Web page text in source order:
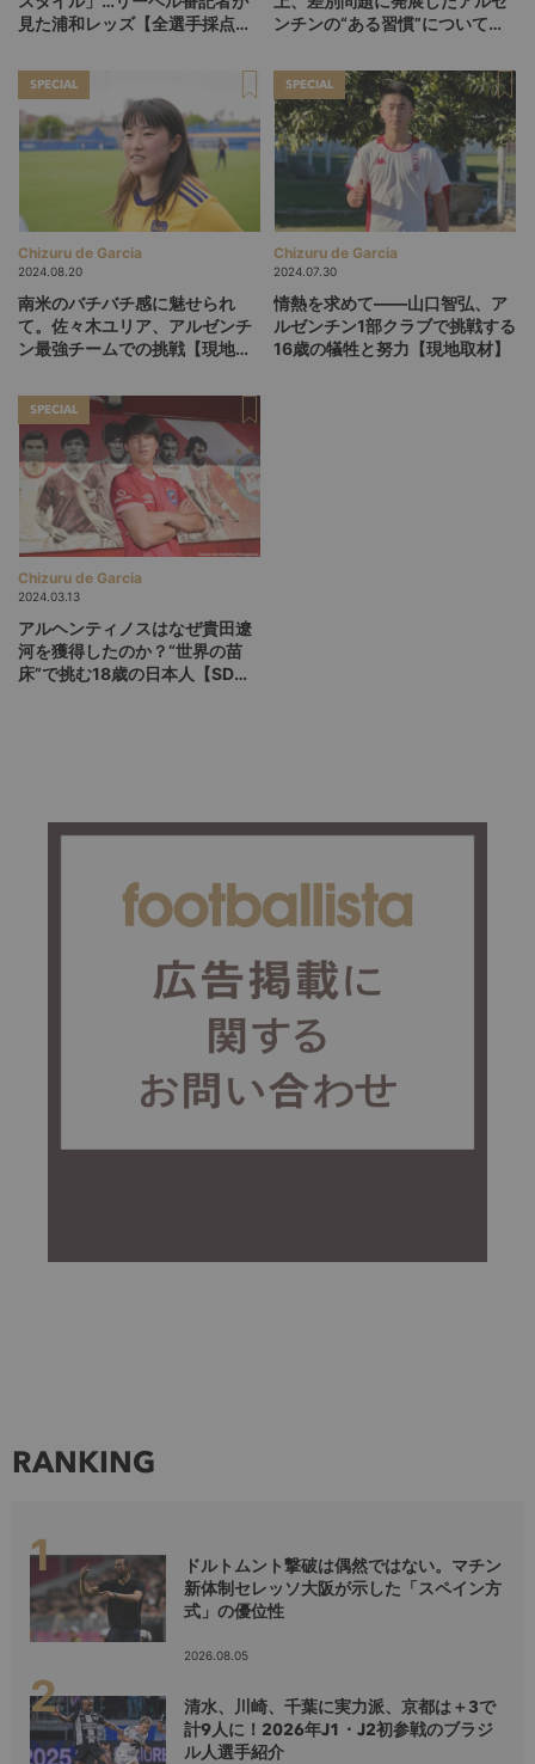
見た浦和レッズ【全選手採点・
ンチンの“ある習慣”について考
SPECIAL
Chizuru de Garcia
2024.08.20
南米のバチバチ感に魅せられ
て。佐々木ユリア、アルゼンチ
ン最強チームでの挑戦【現地取
SPECIAL
Chizuru de Garcia
2024.07.30
情熱を求めて――山口智弘、ア
ルゼンチン1部クラブで挑戦する
16歳の犠牲と努力【現地取材】
SPECIAL
Chizuru de Garcia
2024.03.13
アルヘンティノスはなぜ貴田遼
河を獲得したのか？“世界の苗
床”で挑む18歳の日本人【SD独
RANKING
ドルトムント撃破は偶然ではない。マチン
新体制セレッソ大阪が示した「スペイン方
式」の優位性
2026.08.05
清水、川崎、千葉に実力派、京都は＋3で
計9人に！2026年J1・J2初参戦のブラジ
ル人選手紹介